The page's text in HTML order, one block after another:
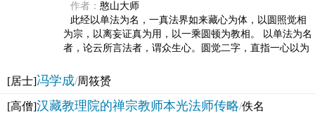
作者： 憨山大师
此经以单法为名，一真法界如来藏心为体，以圆照觉相
为宗，以离妄证真为用，以一乘圆顿为教相。 以单法为名
者，论云所言法者，谓众生心。圆觉二字，直指一心以为
[居士]冯学成/周筱赟
[高僧]汉藏教理院的禅宗教师本光法师传略/佚名